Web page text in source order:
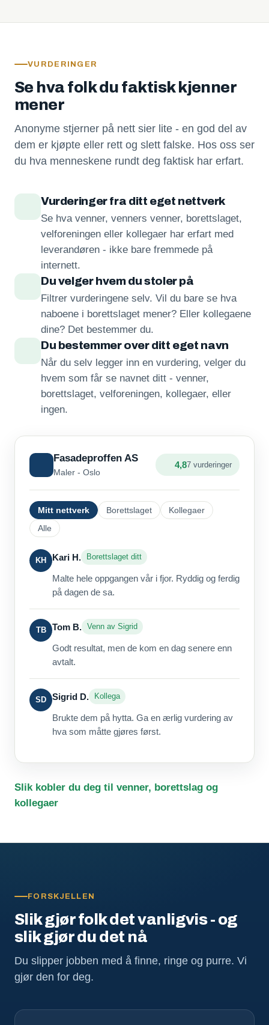
VURDERINGER
Se hva folk du faktisk kjenner
mener
Anonyme stjerner på nett sier lite - en god del av
dem er kjøpte eller rett og slett falske. Hos oss ser
du hva menneskene rundt deg faktisk har erfart.
Vurderinger fra ditt eget nettverk
Se hva venner, venners venner, borettslaget,
velforeningen eller kollegaer har erfart med
leverandøren - ikke bare fremmede på
internett.
Du velger hvem du stoler på
Filtrer vurderingene selv. Vil du bare se hva
naboene i borettslaget mener? Eller kollegaene
dine? Det bestemmer du.
Du bestemmer over ditt eget navn
Når du selv legger inn en vurdering, velger du
hvem som får se navnet ditt - venner,
borettslaget, velforeningen, kollegaer, eller
ingen.
Fasadeproffen AS
Maler - Oslo
4,87 vurderinger
Mitt nettverk Borettslaget
Kollegaer
Alle
KH Kari H. Borettslaget ditt
Malte hele oppgangen vår i fjor. Ryddig og ferdig
på dagen de sa.
TB Tom B. Venn av Sigrid
Godt resultat, men de kom en dag senere enn
avtalt.
SD Sigrid D. Kollega
Brukte dem på hytta. Ga en ærlig vurdering av
hva som måtte gjøres først.
Slik kobler du deg til venner, borettslag og
kollegaer
FORSKJELLEN
Slik gjør folk det vanligvis - og
slik gjør du det nå
Du slipper jobben med å finne, ringe og purre. Vi
gjør den for deg.